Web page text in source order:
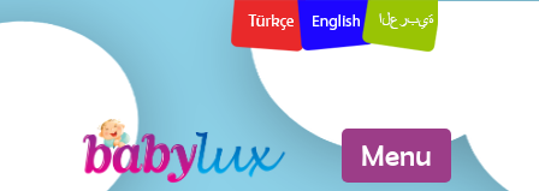
Menu